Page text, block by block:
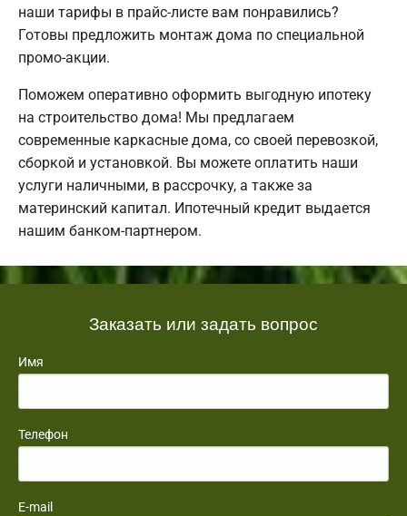
наши тарифы в прайс-листе вам понравились?
Готовы предложить монтаж дома по специальной
промо-акции.
Поможем оперативно оформить выгодную ипотеку
на строительство дома! Мы предлагаем
современные каркасные дома, со своей перевозкой,
сборкой и установкой. Вы можете оплатить наши
услуги наличными, в рассрочку, а также за
материнский капитал. Ипотечный кредит выдается
нашим банком-партнером.
Заказать или задать вопрос
Имя
Телефон
E-mail